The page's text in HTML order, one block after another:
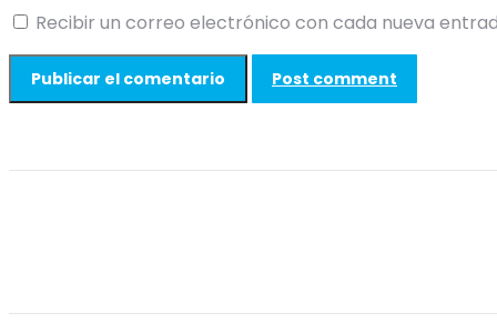
Recibir un correo electrónico con cada nueva
Post comment